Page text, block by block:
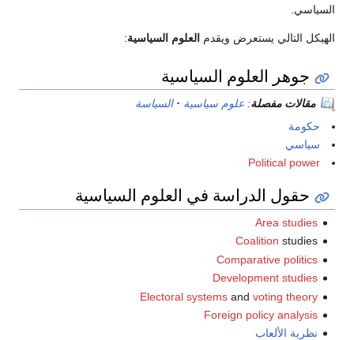
السياسي.
الهيكل التالي يستعرض ويقدم العلوم السياسية:
جوهر العلوم السياسية
مقالات مفصلة: علوم سياسية
السياسة
حكومة
سياسي
Political power
حقول الدراسة في العلوم السياسية
Area studies
Coalition studies
Comparative politics
Development studies
Electoral systemsand voting theory
Foreign policy analysis
نظرية الألعاب